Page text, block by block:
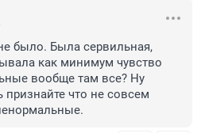
было. Была сервильная,
как минимум чувство
вообще там все? Ну
признайте что не совсем